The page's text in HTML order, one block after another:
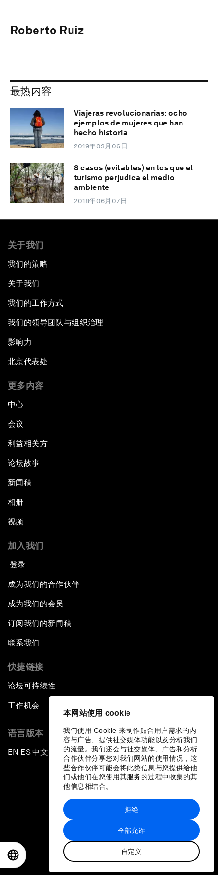
本网站使用 cookie
我们使用 Cookie 来制作贴合用户需求的内
容与广告、提供社交媒体功能以及分析我们
的流量。我们还会与社交媒体、广告和分析
合作伙伴分享您对我们网站的使用情况，这
些合作伙伴可能会将此类信息与您提供给他
们或他们在您使用其服务的过程中收集的其
他信息相结合。
全部允许
自定义
拒绝
Roberto Ruiz
最热内容
Viajeras revolucionarias: ocho
ejemplos de mujeres que han
hecho historia
2019年03月06日
8 casos (evitables) en los que el
turismo perjudica el medio
ambiente
2018年06月07日
关于我们
我们的策略
关于我们
我们的工作方式
我们的领导团队与组织治理
影响力
北京代表处
更多内容
中心
会议
利益相关方
论坛故事
新闻稿
相册
视频
加入我们
登录
成为我们的合作伙伴
成为我们的会员
订阅我们的新闻稿
联系我们
快捷链接
论坛可持续性
工作机会
语言版本
EN ▪ ES▪中文▪ 日本語
站点地图
世界经济论坛